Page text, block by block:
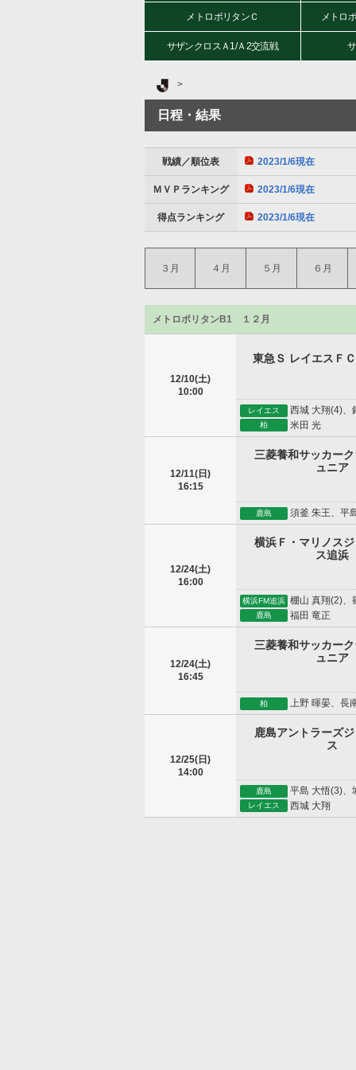
メトロポリタンＣ メトロ
サザンクロスＡ1/Ａ2交流戦
Ｊリーグ TOP
日程・結果
戦績／順位表 2023/1/6現在
ＭＶＰランキング 2023/1/6現在
得点ランキング 2023/1/6現在
３月 ４月 ５月 ６月
メトロポリタンB1 １２月
12/10(土)
10:00
東急Ｓ レイエスＦ
レイエス 西城 大翔(4)、
柏 米田 光
12/11(日)
16:15
三菱養和サッカー
ュニア
鹿島 須釜 朱王、平
12/24(土)
16:00
横浜Ｆ・マリノス
ス追浜
横浜FM追浜 棚山 真翔(2)、
鹿島 福田 竜正
12/24(土)
16:45
三菱養和サッカー
ュニア
柏 上野 暉晏、長
12/25(日)
14:00
鹿島アントラーズ
ス
鹿島 平島 大悟(3)、
レイエス 西城 大翔